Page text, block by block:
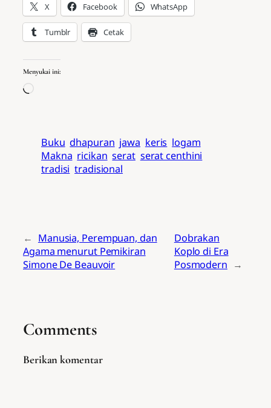
X Facebook WhatsApp
Tumblr Cetak
Menyukai ini:
Memuat…
Buku dhapuran jawa keris logam
Makna ricikan serat serat centhini
tradisi tradisional
← Manusia, Perempuan, dan
Agama menurut Pemikiran
Simone De Beauvoir
Dobrakan
Koplo di Era
Posmodern →
Comments
Berikan komentar